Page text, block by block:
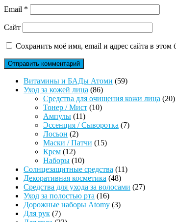
Email *
Сайт
Сохранить моё имя, email и адрес сайта в
Витамины и БАДы Атоми 5959
Уход за кожей лица 8686
товаров
Средства для очищения кожи лица 2020
Тонер / Мист 1010
Ампулы 1111
товаров
Эссенция / Сыворотка 77
Лосьон 22
товара
Маски / Патчи 1515
Крем 1212
товаров
Наборы 1010
товаров
Солнцезащитные средства 1111
Декоративная косметика 4848
товаров
Средства для ухода за волосами 2727
Уход за полостью рта 1616
товаров
Дорожные наборы Atomy 33
Для рук 77